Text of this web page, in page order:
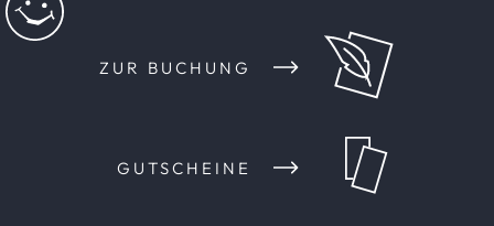
ZUR BUCHUNG
GUTSCHEINE